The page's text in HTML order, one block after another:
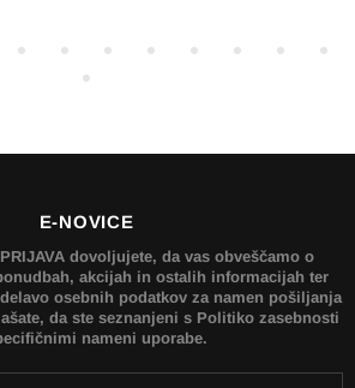
E-NOVICE
dovoljujete, da vas obveščamo o
akcijah in ostalih informacijah ter
osebnih podatkov za namen pošiljanja
da ste seznanjeni s Politiko zasebnosti
nameni uporabe.